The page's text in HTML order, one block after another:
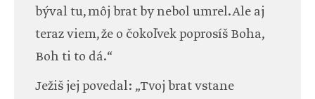
býval tu, môj brat by nebol umrel. Ale aj
teraz viem, že o čokoľvek poprosíš Boha,
Boh ti to dá.“
Ježiš jej povedal: „Tvoj brat vstane